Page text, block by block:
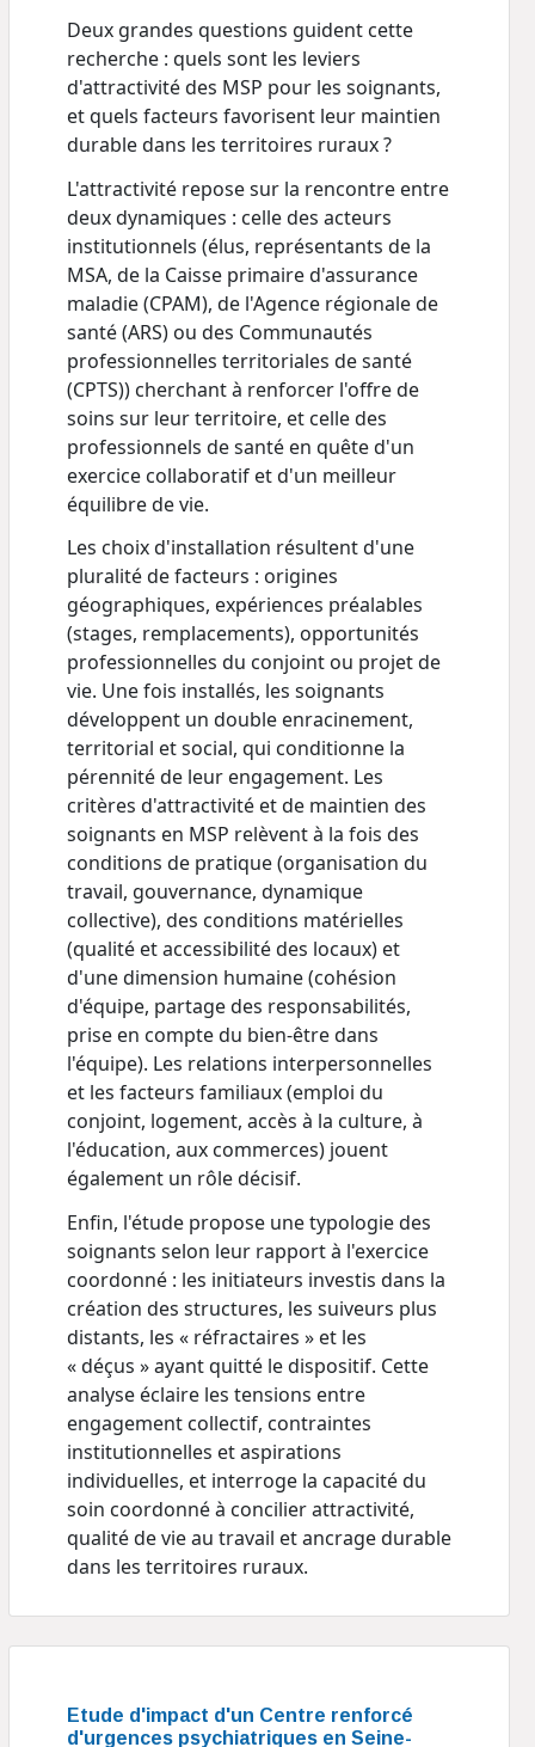
Deux grandes questions guident cette
recherche : quels sont les leviers
d'attractivité des MSP pour les soignants,
et quels facteurs favorisent leur maintien
durable dans les territoires ruraux ?
L'attractivité repose sur la rencontre entre
deux dynamiques : celle des acteurs
institutionnels (élus, représentants de la
MSA, de la Caisse primaire d'assurance
maladie (CPAM), de l'Agence régionale de
santé (ARS) ou des Communautés
professionnelles territoriales de santé
(CPTS)) cherchant à renforcer l'offre de
soins sur leur territoire, et celle des
professionnels de santé en quête d'un
exercice collaboratif et d'un meilleur
équilibre de vie.
Les choix d'installation résultent d'une
pluralité de facteurs : origines
géographiques, expériences préalables
(stages, remplacements), opportunités
professionnelles du conjoint ou projet de
vie. Une fois installés, les soignants
développent un double enracinement,
territorial et social, qui conditionne la
pérennité de leur engagement. Les
critères d'attractivité et de maintien des
soignants en MSP relèvent à la fois des
conditions de pratique (organisation du
travail, gouvernance, dynamique
collective), des conditions matérielles
(qualité et accessibilité des locaux) et
d'une dimension humaine (cohésion
d'équipe, partage des responsabilités,
prise en compte du bien-être dans
l'équipe). Les relations interpersonnelles
et les facteurs familiaux (emploi du
conjoint, logement, accès à la culture, à
l'éducation, aux commerces) jouent
également un rôle décisif.
Enfin, l'étude propose une typologie des
soignants selon leur rapport à l'exercice
coordonné : les initiateurs investis dans la
création des structures, les suiveurs plus
distants, les « réfractaires » et les
« déçus » ayant quitté le dispositif. Cette
analyse éclaire les tensions entre
engagement collectif, contraintes
institutionnelles et aspirations
individuelles, et interroge la capacité du
soin coordonné à concilier attractivité,
qualité de vie au travail et ancrage durable
dans les territoires ruraux.
Etude d'impact d'un Centre renforcé
d'urgences psychiatriques en Seine-